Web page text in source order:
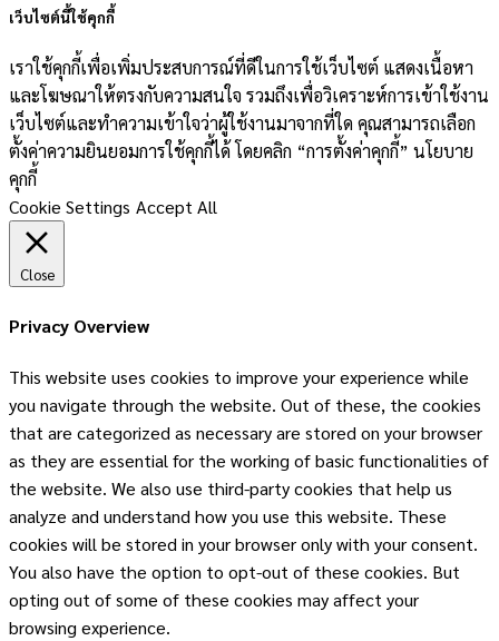
เว็บไซต์นี้ใช้คุกกี้
เราใช้คุกกี้เพื่อเพิ่มประสบการณ์ที่ดีในการใช้เว็บไซต์ แสดงเนื้อหา
และโฆษณาให้ตรงกับความสนใจ รวมถึงเพื่อวิเคราะห์การเข้าใช้งาน
เว็บไซต์และทำความเข้าใจว่าผู้ใช้งานมาจากที่ใด คุณสามารถเลือก
ตั้งค่าความยินยอมการใช้คุกกี้ได้ โดยคลิก “การตั้งค่าคุกกี้” นโยบาย
คุกกี้
Cookie Settings Accept All
Close
Privacy Overview
This website uses cookies to improve your experience while
you navigate through the website. Out of these, the cookies
that are categorized as necessary are stored on your browser
as they are essential for the working of basic functionalities of
the website. We also use third-party cookies that help us
analyze and understand how you use this website. These
cookies will be stored in your browser only with your consent.
You also have the option to opt-out of these cookies. But
opting out of some of these cookies may affect your
browsing experience.